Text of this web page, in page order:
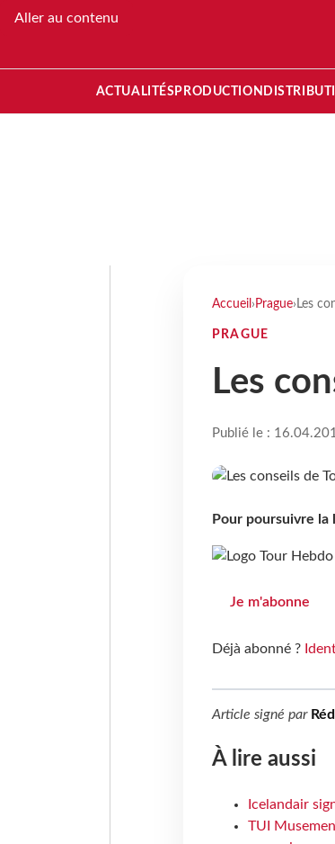
Aller au contenu
ACTUALITÉS PRODUCTION
Accueil › Prague› Les
PRAGUE
Les
Publié le :
Pour poursuivre
Je m'abonne
Déjà abonné ?
Article signé par
À lire aussi
Icelandair
TUI